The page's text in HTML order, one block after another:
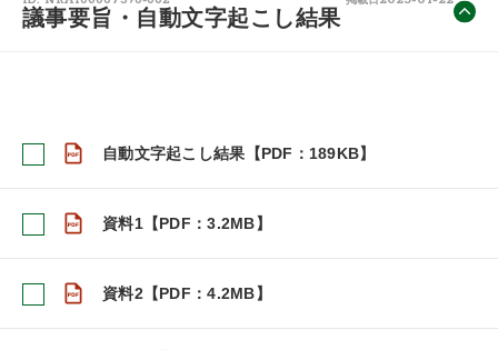
議事要旨・自動文字起こし結果
自動文字起こし結果【PDF：189KB】
資料1【PDF：3.2MB】
資料2【PDF：4.2MB】